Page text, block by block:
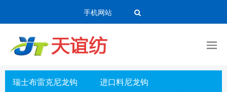
手机网站
瑞士布雷克尼龙钩
进口料尼龙钩